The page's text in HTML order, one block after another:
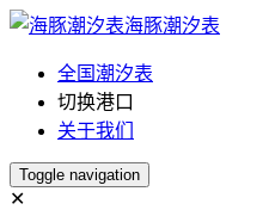
海豚潮汐表
全国潮汐表
切换港口
关于我们
Toggle navigation
✕